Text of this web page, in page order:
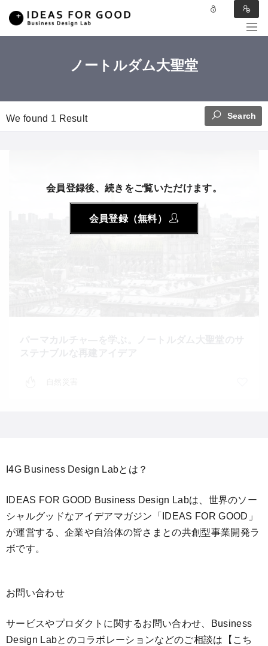
ノートルダム大聖堂
We found 1 Result Search
会員登録後、続きをご覧いただけます。
会員登録（無料）
I4G Business Design Labとは？
IDEAS FOR GOOD Business Design Labは、世界のソー
シャルグッドなアイデアマガジン「IDEAS FOR GOOD」
が運営する、企業や自治体の皆さまとの共創型事業開発ラ
ボです。
お問い合わせ
サービスやプロダクトに関するお問い合わせ、Business
Design Labとのコラボレーションなどのご相談は 【こち